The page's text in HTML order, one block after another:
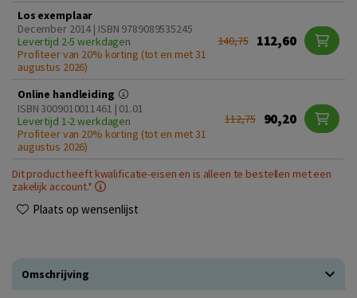
Los exemplaar
December 2014 | ISBN 9789089535245
Levertijd 2-5 werkdagen
Profiteer van 20% korting (tot en met 31
augustus 2026)
140,75 112,60
Online handleiding
ISBN 3009010011461 | 01.01
Levertijd 1-2 werkdagen
Profiteer van 20% korting (tot en met 31
augustus 2026)
112,75 90,20
Dit product heeft kwalificatie-eisen en is alleen te bestellen met een
zakelijk account.*
Plaats op wensenlijst
Omschrijving